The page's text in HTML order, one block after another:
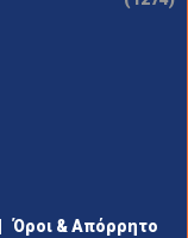
Όροι & Απόρρητο